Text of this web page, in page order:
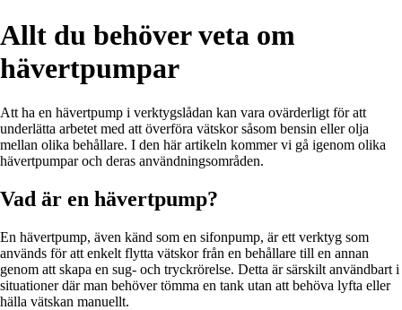
Allt du behöver veta om
hävertpumpar
Att ha en hävertpump i verktygslådan kan vara ovärderligt för att
underlätta arbetet med att överföra vätskor såsom bensin eller olja
mellan olika behållare. I den här artikeln kommer vi gå igenom olika
hävertpumpar och deras användningsområden.
Vad är en hävertpump?
En hävertpump, även känd som en sifonpump, är ett verktyg som
används för att enkelt flytta vätskor från en behållare till en annan
genom att skapa en sug- och tryckrörelse. Detta är särskilt användbart i
situationer där man behöver tömma en tank utan att behöva lyfta eller
hälla vätskan manuellt.